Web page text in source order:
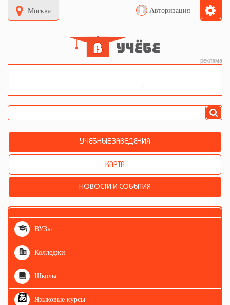
Москва Авторизация
реклама
УЧЕБНЫЕ ЗАВЕДЕНИЯ
КАРТА
НОВОСТИ И СОБЫТИЯ
ВУЗы
Колледжи
Школы
Языковые курсы